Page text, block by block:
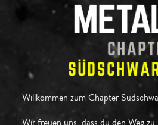
Willkommen zum Chapter
Wir freuen uns, dass du den Weg